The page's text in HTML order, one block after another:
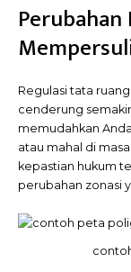
Regulasi tata
cenderung
memudahkan
atau mahal di
kepastian hukum
perubahan zonasi